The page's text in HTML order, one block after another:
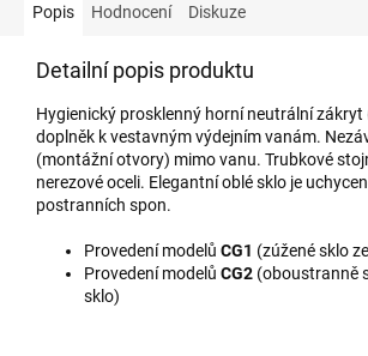
Popis Hodnocení Diskuze
Detailní popis produktu
Hygienický prosklenný horní neutrální zákryt
doplněk k vestavným výdejním vanám.
(montážní otvory) mimo vanu. Trubkové
nerezové oceli. Elegantní oblé sklo je
postranních spon.
Provedení modelů CG1 (zúžené sklo
Provedení modelů CG2 (oboustranně
sklo)